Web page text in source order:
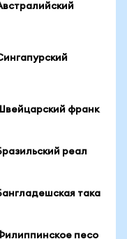
франк
реал
така
песо